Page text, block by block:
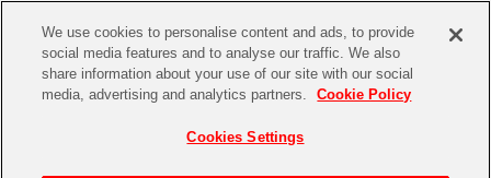
We use cookies to personalise content and ads, to provide
social media features and to analyse our traffic. We also
share information about your use of our site with our social
media, advertising and analytics partners.
Cookie Policy
Cookies Settings